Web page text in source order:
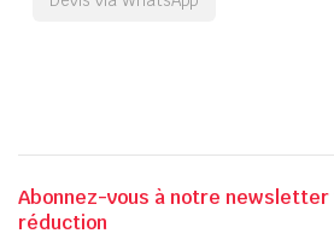
Abonnez-vous à notre newsletter
réduction